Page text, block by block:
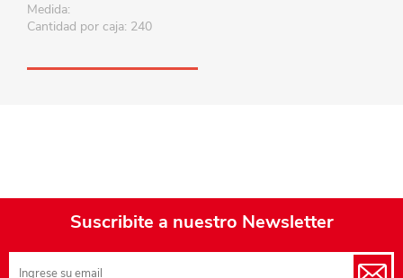
Medida:
Cantidad por caja: 240
Suscribite a nuestro Newsletter